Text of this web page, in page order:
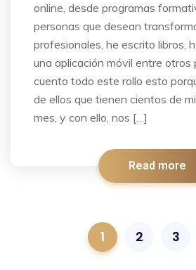
online, desde programas
personas que desean
profesionales, he escrito libros,
una aplicación móvil entre
cuento todo este rollo esto
de ellos que tienen cientos de
mes, y con ello, nos […]
Read more
1 2 3